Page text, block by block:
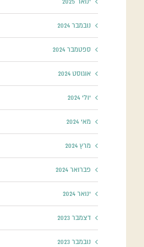
ינואר 2025
נובמבר 2024
ספטמבר 2024
אוגוסט 2024
יולי 2024
מאי 2024
מרץ 2024
פברואר 2024
ינואר 2024
דצמבר 2023
נובמבר 2023